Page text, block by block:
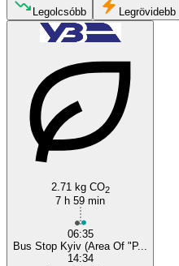
Kyiv
Legolcsóbb Legrövidebb
2.71 kg CO2
7 h 59 min
06:35
Bus Stop Kyiv (Area Of "P...
14:34